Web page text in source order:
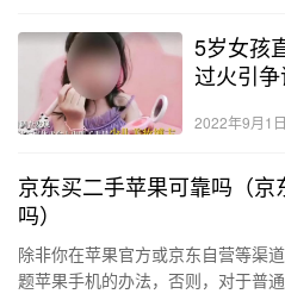
5岁女孩
过火引
2022年9月1日
京东买二手苹果可靠吗（
吗）
除非你在苹果官方或京东自营等渠
题苹果手机的办法，否则，对于普